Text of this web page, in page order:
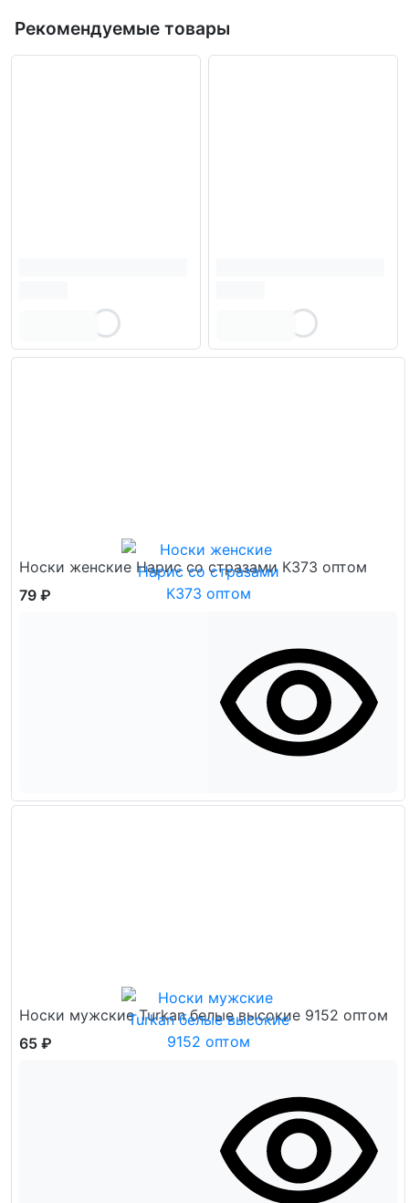
Рекомендуемые товары
Носки женские Нарис со стразами К373 оптом
79 ₽
Носки мужские Turkan белые высокие 9152 оптом
65 ₽